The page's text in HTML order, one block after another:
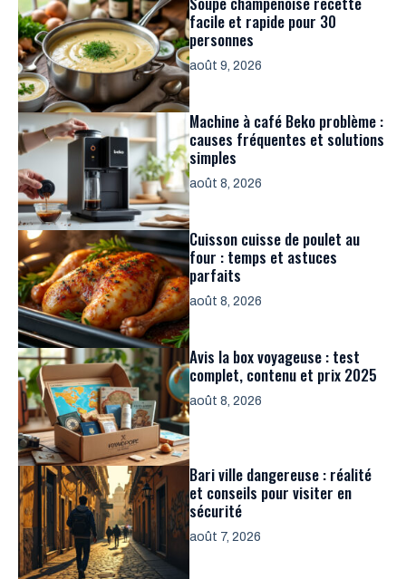
facile et rapide pour 30
personnes
août 9, 2026
Machine à café Beko problème :
causes fréquentes et solutions
simples
août 8, 2026
Cuisson cuisse de poulet au
four : temps et astuces
parfaits
août 8, 2026
Avis la box voyageuse : test
complet, contenu et prix 2025
août 8, 2026
Bari ville dangereuse : réalité
et conseils pour visiter en
sécurité
août 7, 2026